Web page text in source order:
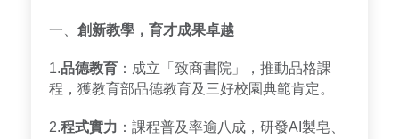
一、 創新教學，育才成果卓越
1.品德教育 ：成立「致商書院」，推動品格課
程，獲教育部品德教育及三好校園典範肯定。
2.程式實力 ：課程普及率逾八成，研發AI製皂、